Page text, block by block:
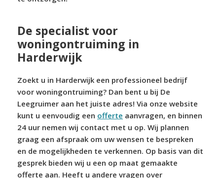
De specialist voor
woningontruiming in
Harderwijk
Zoekt u in Harderwijk een professioneel bedrijf
voor woningontruiming? Dan bent u bij De
Leegruimer aan het juiste adres! Via onze website
kunt u eenvoudig een offerte aanvragen, en binnen
24 uur nemen wij contact met u op. Wij plannen
graag een afspraak om uw wensen te bespreken
en de mogelijkheden te verkennen. Op basis van dit
gesprek bieden wij u een op maat gemaakte
offerte aan. Heeft u andere vragen over